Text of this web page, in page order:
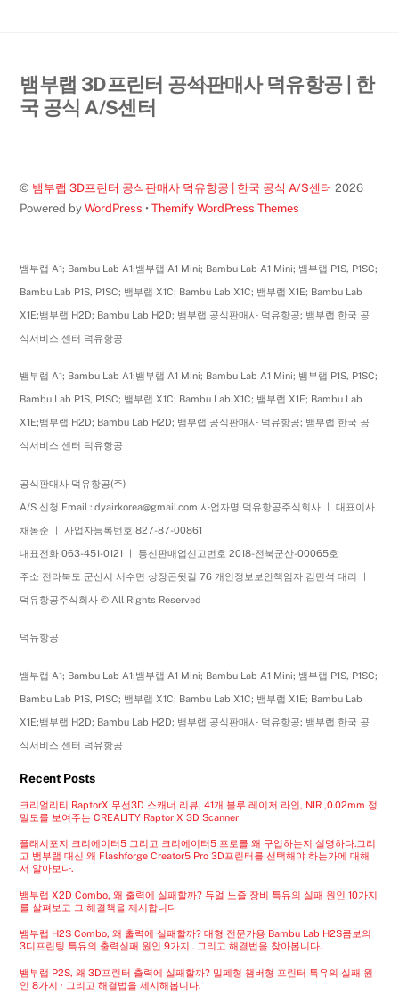
Back
뱀부랩 3D프린터 공식판매사 덕유항공 | 한
국 공식 A/S센터
© 뱀부랩 3D프린터 공식판매사 덕유항공 | 한국 공식 A/S센터 2026
Powered byWordPress •Themify WordPress Themes
뱀부랩 A1; Bambu Lab A1;뱀부랩 A1 Mini; Bambu Lab A1 Mini; 뱀부랩 P1S, P1SC;
Bambu Lab P1S, P1SC; 뱀부랩 X1C; Bambu Lab X1C; 뱀부랩 X1E; Bambu Lab
X1E;뱀부랩 H2D; Bambu Lab H2D; 뱀부랩 공식판매사 덕유항공; 뱀부랩 한국 공
식서비스 센터 덕유항공
뱀부랩 A1; Bambu Lab A1;뱀부랩 A1 Mini; Bambu Lab A1 Mini; 뱀부랩 P1S, P1SC;
Bambu Lab P1S, P1SC; 뱀부랩 X1C; Bambu Lab X1C; 뱀부랩 X1E; Bambu Lab
X1E;뱀부랩 H2D; Bambu Lab H2D; 뱀부랩 공식판매사 덕유항공; 뱀부랩 한국 공
식서비스 센터 덕유항공
공식판매사 덕유항공(주)
A/S 신청 Email : dyairkorea@gmail.com 사업자명 덕유항공주식회사 ㅣ 대표이사
채동준 ㅣ 사업자등록번호 827-87-00861
대표전화 063-451-0121 ㅣ 통신판매업신고번호 2018-전북군산-00065호
주소 전라북도 군산시 서수면 상장곤윗길 76 개인정보보안책임자 김민석 대리 ㅣ
덕유항공주식회사 © All Rights Reserved
덕유항공
뱀부랩 A1; Bambu Lab A1;뱀부랩 A1 Mini; Bambu Lab A1 Mini; 뱀부랩 P1S, P1SC;
Bambu Lab P1S, P1SC; 뱀부랩 X1C; Bambu Lab X1C; 뱀부랩 X1E; Bambu Lab
X1E;뱀부랩 H2D; Bambu Lab H2D; 뱀부랩 공식판매사 덕유항공; 뱀부랩 한국 공
식서비스 센터 덕유항공
Recent Posts
크리얼리티 RaptorX 무선3D 스캐너 리뷰, 41개 블루 레이저 라인, NIR ,0.02mm 정
밀도를 보여주는 CREALITY Raptor X 3D Scanner
플래시포지 크리에이터5 그리고 크리에이터5 프로를 왜 구입하는지 설명하다.그리
고 뱀부랩 대신 왜 Flashforge Creator5 Pro 3D프린터를 선택해야 하는가에 대해
서 알아보다.
뱀부랩 X2D Combo, 왜 출력에 실패할까? 듀얼 노즐 장비 특유의 실패 원인 10가지
를 살펴보고 그 해결책을 제시합니다
뱀부랩 H2S Combo, 왜 출력에 실패할까? 대형 전문가용 Bambu Lab H2S콤보의
3디프린팅 특유의 출력실패 원인 9가지 . 그리고 해결법을 찾아봅니다.
뱀부랩 P2S, 왜 3D프린터 출력에 실패할까? 밀폐형 챔버형 프린터 특유의 실패 원
인 8가지 · 그리고 해결법을 제시해봅니다.